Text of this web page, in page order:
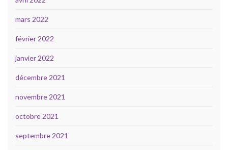
mars 2022
février 2022
janvier 2022
décembre 2021
novembre 2021
octobre 2021
septembre 2021